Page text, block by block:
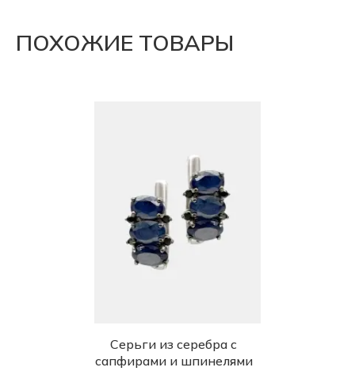
ПОХОЖИЕ ТОВАРЫ
Серьги из серебра с
сапфирами и шпинелями